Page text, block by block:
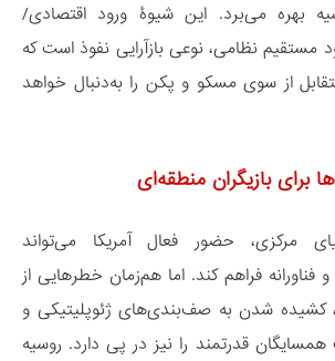
بهره می‌برد. این شیوۀ ورود اقتصادی/
مستقیم نظامی، نوعی بازآرایی نفوذ است که
از سوی مسکو و پکن را به‌دنبال خواهد
بازیگران منطقه‌ای
مرکزی، حضور فعال آمریکا می‌تواند
فراهم کند. اما هم‌زمان خطرهایی از
کشیده شدن به صف‌بندی‌های ژئوپلیتیکی و
قدرتمند را نیز در پی دارد. روسیه